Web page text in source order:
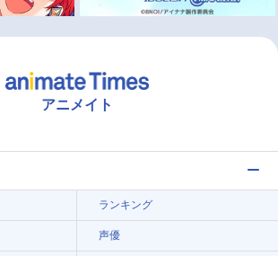
アニメイト
ランキング
声優